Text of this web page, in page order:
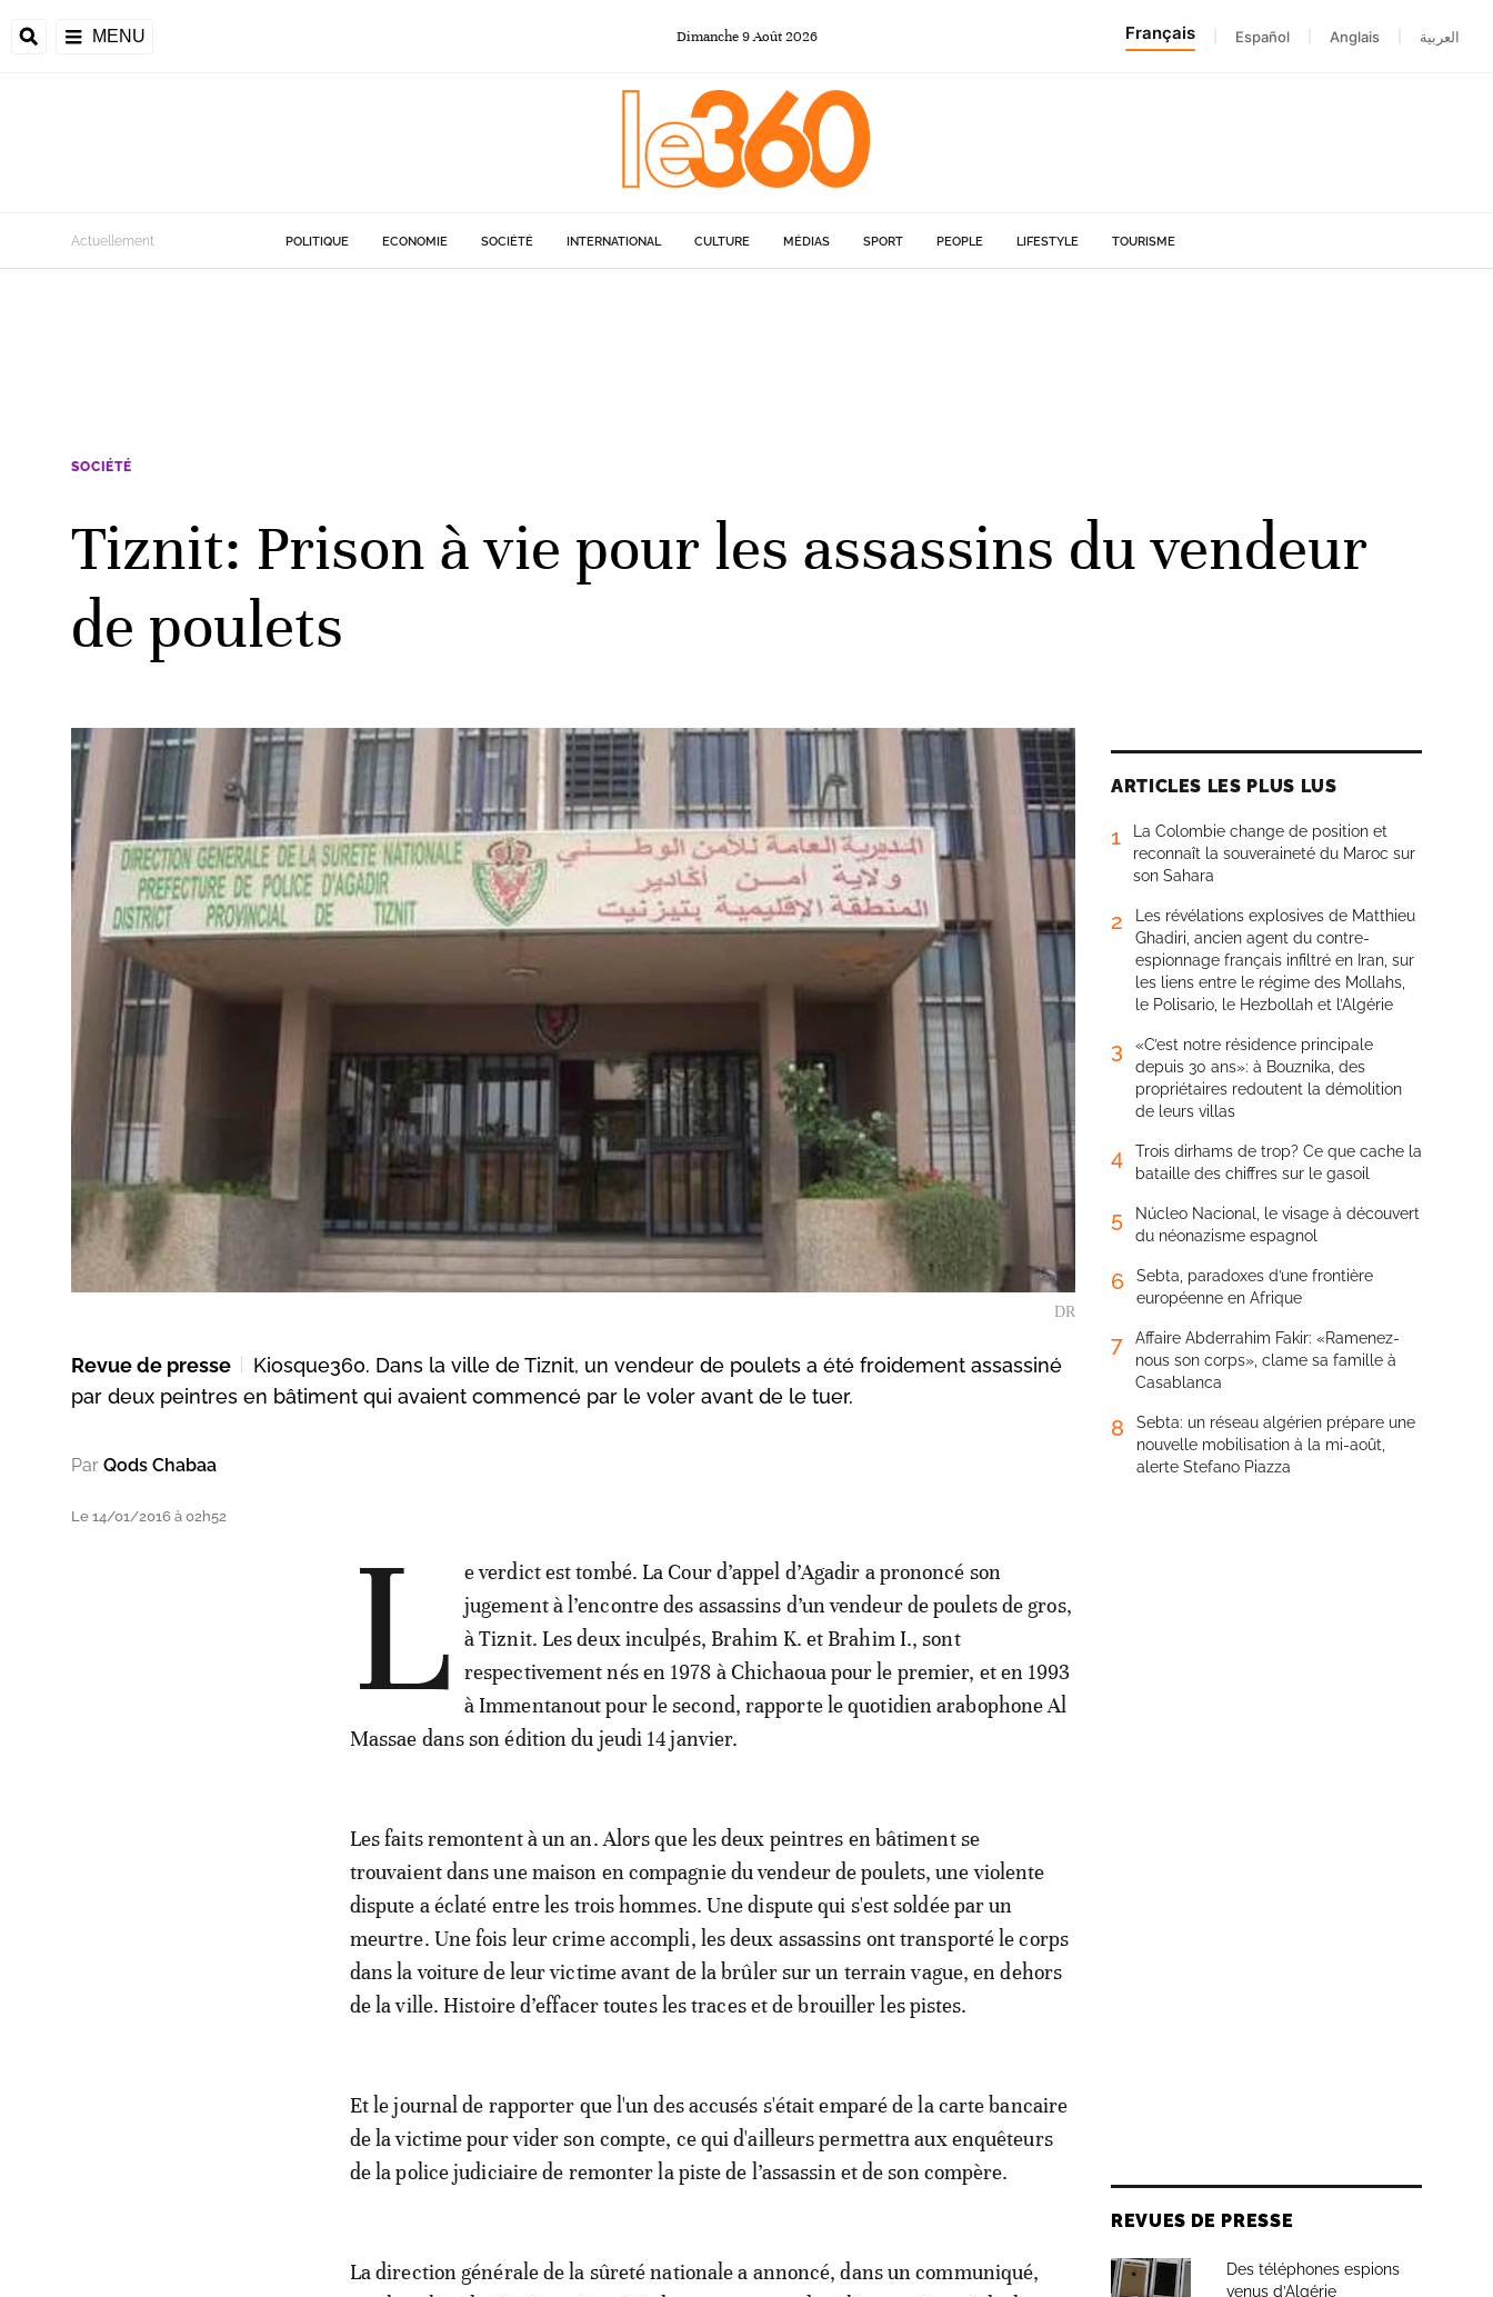
MENU Dimanche 9Août 2026 Français Español Anglais العربية
Actuellement POLITIQUE ECONOMIE SOCIÉTÉ INTERNATIONAL CULTURE MÉDIAS SPORT PEOPLE LIFESTYLE TOURISME
SOCIÉTÉ
Tiznit: Prison à vie pour les assassins du vendeur
de poulets
DR
Revue de presse
Kiosque360. Dans la ville de Tiznit, un vendeur de poulets a été froidement assassiné
par deux peintres en bâtiment qui avaient commencé par le voler avant de le tuer.
Par Qods Chabaa
Le 14/01/2016 à 02h52 L
e verdict est tombé. La Cour d’appel d’Agadir a prononcé son
jugement à l’encontre des assassins d’un vendeur de poulets de gros,
à Tiznit. Les deux inculpés, Brahim K. et Brahim I., sont
respectivement nés en 1978 à Chichaoua pour le premier, et en 1993
à Immentanout pour le second, rapporte le quotidien arabophone Al
Massae dans son édition du jeudi 14 janvier.
Les faits remontent à un an. Alors que les deux peintres en bâtiment se
trouvaient dans une maison en compagnie du vendeur de poulets, une violente
dispute a éclaté entre les trois hommes. Une dispute qui s'est soldée par un
meurtre. Une fois leur crime accompli, les deux assassins ont transporté le corps
dans la voiture de leur victime avant de la brûler sur un terrain vague, en dehors
de la ville. Histoire d’effacer toutes les traces et de brouiller les pistes.
Et le journal de rapporter que l'un des accusés s'était emparé de la carte bancaire
de la victime pour vider son compte, ce qui d'ailleurs permettra aux enquêteurs
de la police judiciaire de remonter la piste de l’assassin et de son compère.
La direction générale de la sûreté nationale a annoncé, dans un communiqué,
ARTICLES LES PLUS LUS
1
La Colombie change de position et
reconnaît la souveraineté du Maroc sur
son Sahara
2
Les révélations explosives de Matthieu
Ghadiri, ancien agent du contre-
espionnage français infiltré en Iran, sur
les liens entre le régime des Mollahs,
le Polisario, le Hezbollah et l’Algérie
3
«C’est notre résidence principale
depuis 30 ans»: à Bouznika, des
propriétaires redoutent la démolition
de leurs villas
4
Trois dirhams de trop? Ce que cache la
bataille des chiffres sur le gasoil
5
Núcleo Nacional, le visage à découvert
du néonazisme espagnol
6
Sebta, paradoxes d’une frontière
européenne en Afrique
7
Affaire Abderrahim Fakir: «Ramenez-
nous son corps», clame sa famille à
Casablanca
8
Sebta: un réseau algérien prépare une
nouvelle mobilisation à la mi-août,
alerte Stefano Piazza
REVUES DE PRESSE
Des téléphones espions
venus d’Algérie